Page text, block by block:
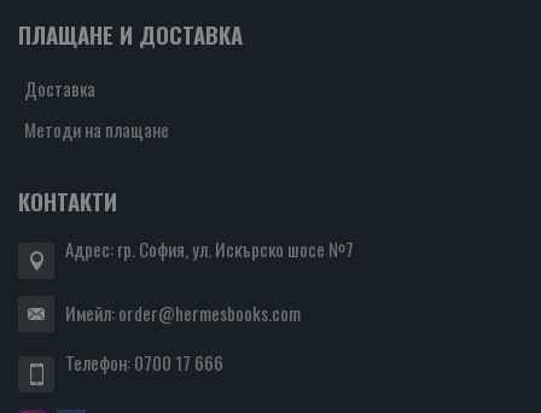
ПЛАЩАНЕ И ДОСТАВКА
Доставка
Методи на плащане
КОНТАКТИ
Адрес: гр. София, ул. Искърско шосе №7
Имейл:order@hermesbooks.com
Телефон:0700 17 666